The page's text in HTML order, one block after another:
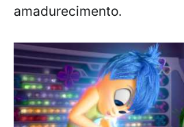
amadurecimento.